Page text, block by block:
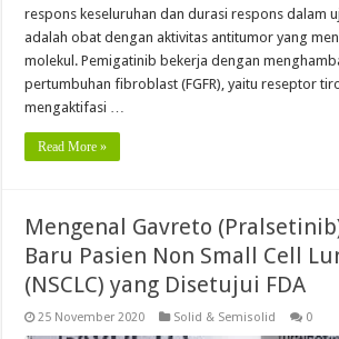
respons keseluruhan dan durasi respons dalam
adalah obat dengan aktivitas antitumor yang
molekul. Pemigatinib bekerja dengan
pertumbuhan fibroblast (FGFR), yaitu reseptor
mengaktifasi …
Read More »
Mengenal Gavreto
Baru Pasien Non Small Cell
(NSCLC) yang Disetujui FDA
25 November 2020 Solid & Semisolid 0